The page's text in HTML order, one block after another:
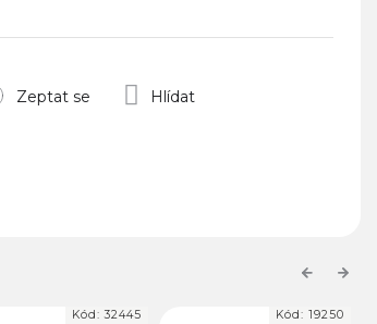
Zeptat se Hlídat
Previous
Kód:32445 Kód: 19250
Next